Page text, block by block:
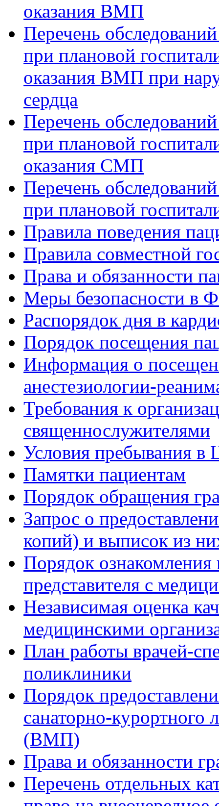
оказания ВМП
Перечень
при плановой
оказания ВМП при
сердца
Перечень
при плановой
оказания СМП
Перечень
при плановой
Правила поведения
Правила совместной
Права и обязанности
Меры безопасности в
Распорядок дня в
Порядок посещения
Информация о
анестезиологии-
Требования к
священнослужителями
Условия пребывания в
Памятки пациентам
Порядок обращения
Запрос о
копий) и выписок из
Порядок ознакомления
представителя с
Независимая оценка
медицинскими
План работы врачей-
поликлиники
Порядок
санаторно-
(ВМП)
Права и обязанности
Перечень отдельных